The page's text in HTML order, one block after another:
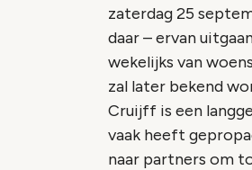
zaterdag 25
daar – ervan
wekelijks van
zal later bekend
Cruijff is een
vaak heeft
naar partners om